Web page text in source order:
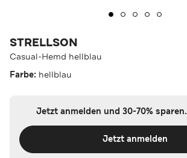
STRELLSON
Casual-Hemd hellblau
Farbe: hellblau
Jetzt anmelden und 30-70% sparen.
Jetzt anmelden